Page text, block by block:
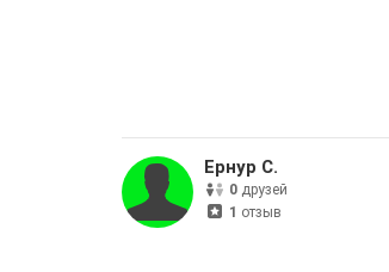
Ернур С.
0 друзей
1 отзыв